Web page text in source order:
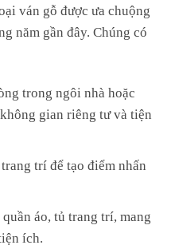
ván gỗ được ưa chuộng
năm gần đây. Chúng có
trong ngôi nhà hoặc
gian riêng tư và tiện
trí để tạo điểm nhấn
áo, tủ trang trí, mang
ích.